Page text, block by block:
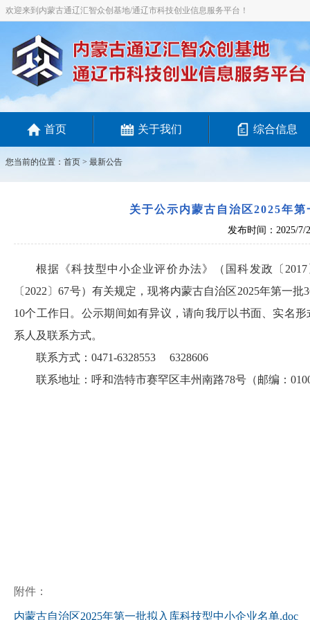
欢迎来到内蒙古通辽汇智众创基地/通辽市科技创业信息服务平台！
首页 关于我们 综合信息
您当前的位置： 首页 > 最新公告
关于公示内蒙古自治区2025年
发布时间：2025/
根据《科技型中小企业评价办法》（国科发政〔
〔2022〕67号）有关规定，现将内蒙古自治区2025年第一
10个工作日。公示期间如有异议，请向我厅以书面、实名
系人及联系方式。
联系方式：0471-6328553 6328606
联系地址：呼和浩特市赛罕区丰州南路78号（邮编：
附件：
内蒙古自治区2025年第一批拟入库科技型中小企业名单.doc